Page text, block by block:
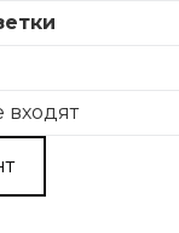
входят